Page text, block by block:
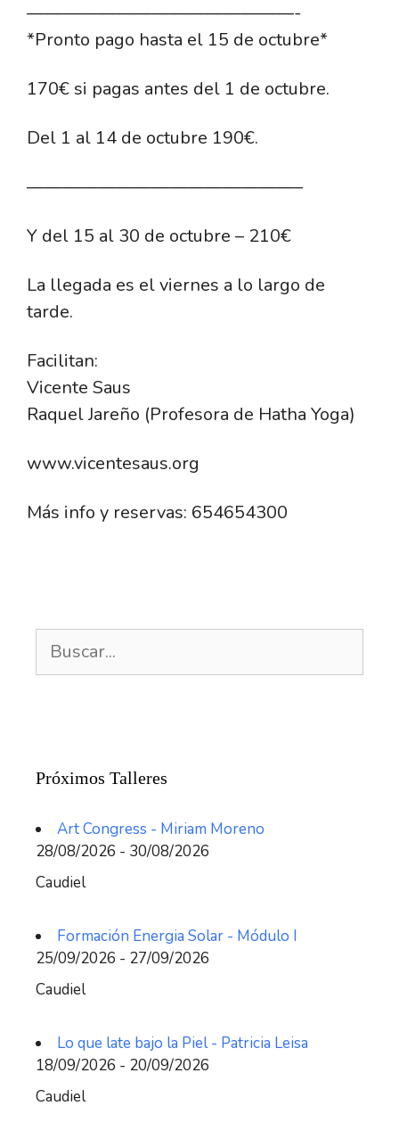
———————————————-
*Pronto pago hasta el 15 de octubre*
170€ si pagas antes del 1 de octubre.
Del 1 al 14 de octubre 190€.
———————————————–
Y del 15 al 30 de octubre – 210€
La llegada es el viernes a lo largo de
tarde.
Facilitan:
Vicente Saus
Raquel Jareño (Profesora de Hatha Yoga)
www.vicentesaus.org
Más info y reservas: 654654300
Próximos Talleres
Art Congress - Miriam Moreno
28/08/2026 - 30/08/2026
Caudiel
Formación Energia Solar - Módulo I
25/09/2026 - 27/09/2026
Caudiel
Lo que late bajo la Piel - Patricia Leisa
18/09/2026 - 20/09/2026
Caudiel